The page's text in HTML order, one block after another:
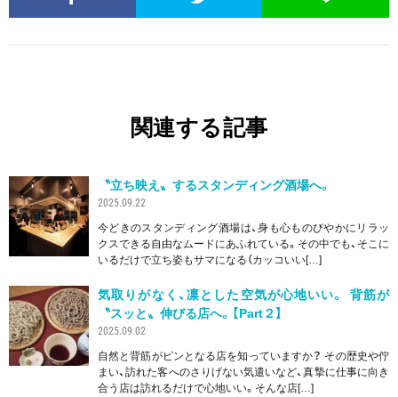
関連する記事
〝立ち映え〟するスタンディング酒場へ。
2025.09.22
今どきのスタンディング酒場は、身も心ものびやかにリラッ
クスできる自由なムードにあふれている。その中でも、そこに
いるだけで立ち姿もサマになる（カッコいい[…]
気取りがなく、凛とした空気が心地いい。 背筋が
〝スッと〟伸びる店へ。【Part２】
2025.09.02
自然と背筋がピンとなる店を知っていますか？ その歴史や佇
まい、訪れた客へのさりげない気遣いなど、真摯に仕事に向き
合う店は訪れるだけで心地いい。そんな店[…]